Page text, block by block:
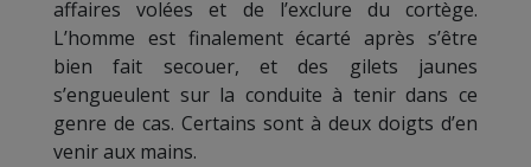
affaires volées et de l’exclure du cortège.
L’homme est finalement écarté après s’être
bien fait secouer, et des gilets jaunes
s’engueulent sur la conduite à tenir dans ce
genre de cas. Certains sont à deux doigts d’en
venir aux mains.